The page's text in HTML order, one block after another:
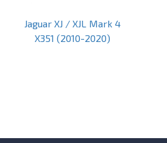
Jaguar XJ / XJL Mark 4
X351 (2010-2020)